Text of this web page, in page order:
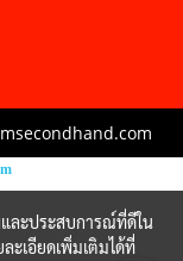
ละประสบการณ์ที่ดีใน
ะเอียดเพิ่มเติมได้ที่